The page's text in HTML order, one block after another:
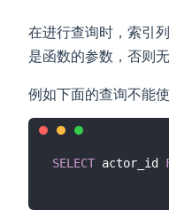
在进行查询时，索引
是函数的参数，否则
例如下面的查询不能
SELECT actor_id